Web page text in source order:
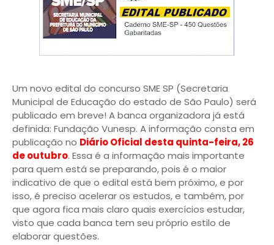
Um novo edital do concurso SME SP (Secretaria
Municipal de Educação do estado de São Paulo) será
publicado em breve! A banca organizadora já está
definida: Fundação Vunesp. A informação consta em
publicação no Diário Oficial desta quinta-feira, 26
de outubro. Essa é a informação mais importante
para quem está se preparando, pois é o maior
indicativo de que o edital está bem próximo, e por
isso, é preciso acelerar os estudos, e também, por
que agora fica mais claro quais exercícios estudar,
visto que cada banca tem seu próprio estilo de
elaborar questões.